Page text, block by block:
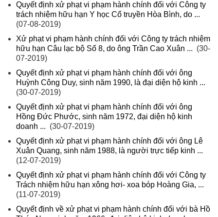
Quyết định xử phạt vi phạm hành chính đối với Công ty
trách nhiệm hữu hạn Y học Cổ truyền Hòa Bình, do ...
(07-08-2019)
Xử phạt vi phạm hành chính đối với Công ty trách nhiệm
hữu hạn Câu lạc bộ Số 8, do ông Trần Cao Xuân ... (30-
07-2019)
Quyết định xử phạt vi phạm hành chính đối với ông
Huỳnh Công Duy, sinh năm 1990, là đại diện hộ kinh ...
(30-07-2019)
Quyết định xử phạt vi phạm hành chính đối với ông
Hồng Đức Phước, sinh năm 1972, đại diện hộ kinh
doanh ... (30-07-2019)
Quyết định xử phạt vi phạm hành chính đối với ông Lê
Xuân Quang, sinh năm 1988, là người trực tiếp kinh ...
(12-07-2019)
Quyết định xử phạt vi phạm hành chính đối với Công ty
Trách nhiệm hữu hạn xông hơi- xoa bóp Hoàng Gia, ...
(11-07-2019)
Quyết định về xử phạt vi phạm hành chính đối với bà Hồ